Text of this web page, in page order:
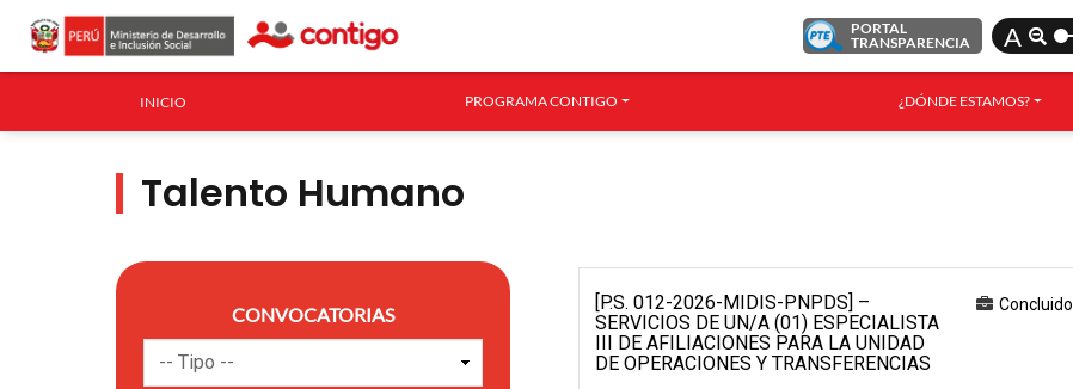
PORTAL
TRANSPARENCIA
A
INICIO PROGRAMA CONTIGO ¿DÓNDE ESTAMOS?
Talento Humano
CONVOCATORIAS
[P.S. 012-2026-MIDIS-PNPDS] –
SERVICIOS DE UN/A (01) ESPECIALISTA
III DE AFILIACIONES PARA LA UNIDAD
DE OPERACIONES Y TRANSFERENCIAS
Concluido